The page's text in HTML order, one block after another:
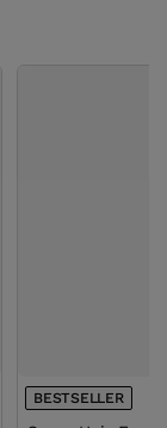
BESTSELLER